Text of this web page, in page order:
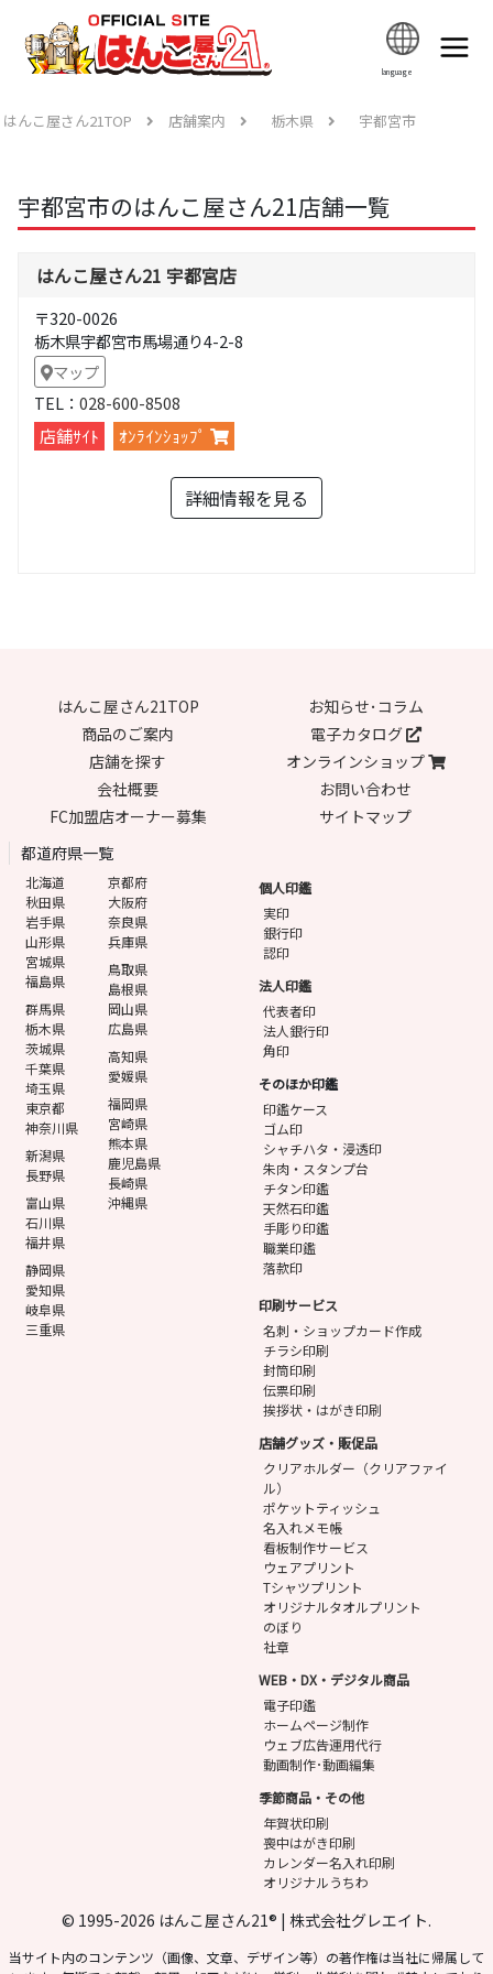
language
はんこ屋さん21TOP 店舗案内 栃木県 宇都宮市
宇都宮市のはんこ屋さん21店舗一覧
はんこ屋さん21 宇都宮店
〒320-0026
栃木県宇都宮市馬場通り4-2-8
マップ
TEL：028-600-8508
店舗ｻｲﾄ
ｵﾝﾗｲﾝｼｮｯﾌﾟ
詳細情報を見る
はんこ屋さん21TOP
お知らせ･コラム
商品のご案内
電子カタログ
店舗を探す
オンラインショップ
会社概要
お問い合わせ
FC加盟店オーナー募集
サイトマップ
都道府県一覧
北海道
秋田県
岩手県
山形県
宮城県
福島県
群馬県
栃木県
茨城県
千葉県
埼玉県
東京都
神奈川県
新潟県
長野県
富山県
石川県
福井県
静岡県
愛知県
岐阜県
三重県
京都府
大阪府
奈良県
兵庫県
鳥取県
島根県
岡山県
広島県
高知県
愛媛県
福岡県
宮崎県
熊本県
鹿児島県
長崎県
沖縄県
個人印鑑
実印
銀行印
認印
法人印鑑
代表者印
法人銀行印
角印
そのほか印鑑
印鑑ケース
ゴム印
シャチハタ・浸透印
朱肉・スタンプ台
チタン印鑑
天然石印鑑
手彫り印鑑
職業印鑑
落款印
印刷サービス
名刺・ショップカード作成
チラシ印刷
封筒印刷
伝票印刷
挨拶状・はがき印刷
店舗グッズ・販促品
クリアホルダー（クリアファイ
ル）
ポケットティッシュ
名入れメモ帳
看板制作サービス
ウェアプリント
Tシャツプリント
オリジナルタオルプリント
のぼり
社章
WEB・DX・デジタル商品
電子印鑑
ホームページ制作
ウェブ広告運用代行
動画制作･動画編集
季節商品・その他
年賀状印刷
喪中はがき印刷
カレンダー名入れ印刷
オリジナルうちわ
© 1995-2026 はんこ屋さん21® | 株式会社グレエイト.
当サイト内のコンテンツ（画像、文章、デザイン等）の著作権は当社に帰属して